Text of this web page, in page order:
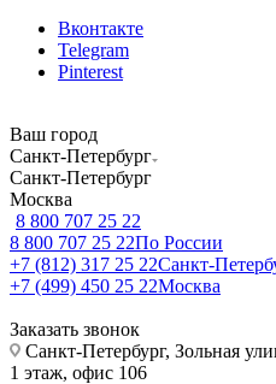
Вконтакте
Telegram
Pinterest
Ваш город
Санкт-Петербург
Санкт-Петербург
Москва
8 800 707 25 22
8 800 707 25 22По России
+7 (812) 317 25 22Санкт-
+7 (499) 450 25 22Москва
Заказать звонок
Санкт-Петербург, Зольная
1 этаж, офис 106